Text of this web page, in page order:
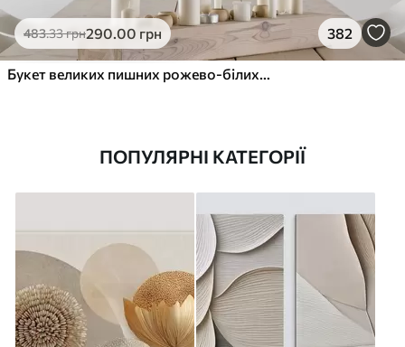
483.33грн290.00 грн 382
Букет великих пишних рожево-білих квітів півонії із зеленим листям на м’якому розмитому фоні
ПОПУЛЯРНІ КАТЕГОРІЇ